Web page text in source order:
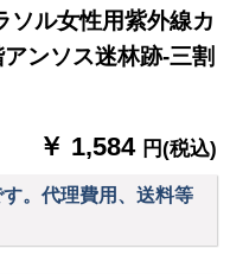
ル女性用紫外線カ
ンソス迷林跡-三割
￥ 1,584 円(税込)
。代理費用、送料等